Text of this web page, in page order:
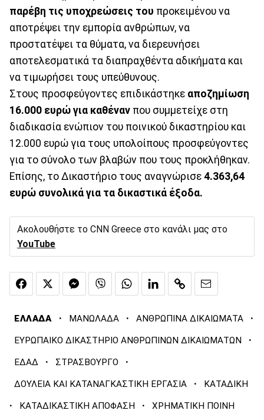
παρέβη τις υποχρεώσεις του προκειμένου να
αποτρέψει την εμπορία ανθρώπων, να
προστατέψει τα θύματα, να διερευνήσει
αποτελεσματικά τα διαπραχθέντα αδικήματα και
να τιμωρήσει τους υπεύθυνους.
Στους προσφεύγοντες επιδικάστηκε αποζημίωση
16.000 ευρώ για καθέναν που συμμετείχε στη
διαδικασία ενώπιον του ποινικού δικαστηρίου και
12.000 ευρώ για τους υπολοίπους προσφεύγοντες
για το σύνολο των βλαβών που τους προκλήθηκαν.
Επίσης, το Δικαστήριο τους αναγνώρισε 4.363,64
ευρώ συνολικά για τα δικαστικά έξοδα.
Ακολουθήστε το CNN Greece στο κανάλι μας στο
YouTube
ΕΛΛΑΔΑ · ΜΑΝΩΛΑΔΑ · ΑΝΘΡΩΠΙΝΑ ΔΙΚΑΙΩΜΑΤΑ ·
ΕΥΡΩΠΑΙΚΟ ΔΙΚΑΣΤΗΡΙΟ ΑΝΘΡΩΠΙΝΩΝ ΔΙΚΑΙΩΜΑΤΩΝ ·
ΕΔΑΔ · ΣΤΡΑΣΒΟΥΡΓΟ ·
ΔΟΥΛΕΙΑ ΚΑΙ ΚΑΤΑΝΑΓΚΑΣΤΙΚΗ ΕΡΓΑΣΙΑ · ΚΑΤΑΔΙΚΗ
· ΚΑΤΑΔΙΚΑΣΤΙΚΗ ΑΠΟΦΑΣΗ · ΧΡΗΜΑΤΙΚΗ ΠΟΙΝΗ